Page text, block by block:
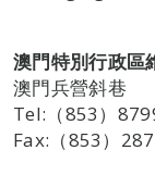
澳門特別行政區
澳門兵營斜巷
Tel:（853）
Fax:（853）